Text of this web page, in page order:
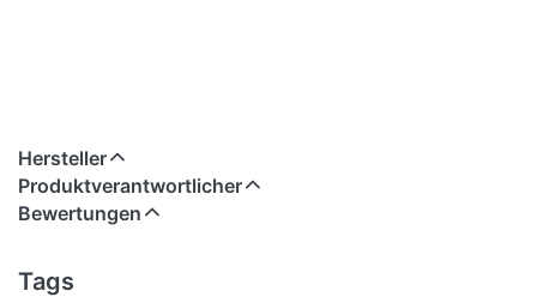
Hersteller
Produktverantwortlicher
Bewertungen
Tags